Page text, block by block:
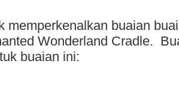
memperkenalkan buaian
Wonderland Cradle.
buaian ini: